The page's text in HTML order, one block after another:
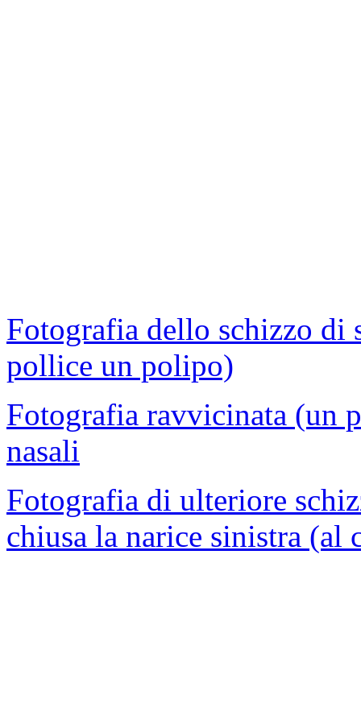
Fotografia dello schizzo di
pollice un polipo)
Fotografia ravvicinata (un
nasali
Fotografia di ulteriore
chiusa la narice sinistra